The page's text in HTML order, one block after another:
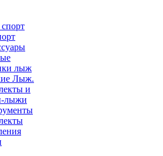
лыж
Лыж.
и
лыжи